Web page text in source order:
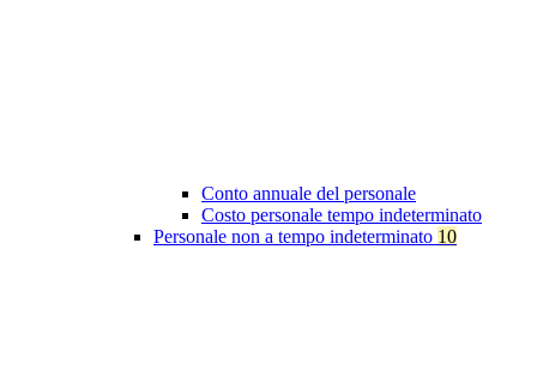
Conto annuale del personale
Costo personale tempo indeterminato
Personale non a tempo indeterminato 10